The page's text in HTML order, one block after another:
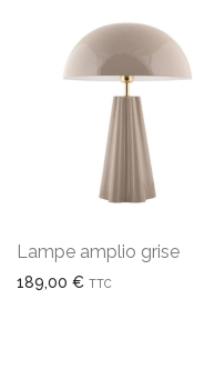
Lampe amplio grise
189,00 € TTC